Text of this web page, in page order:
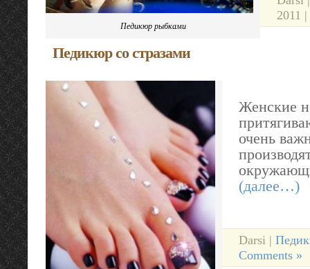
Педикюр рыбками
2011 |
Педикюр со стразами
Женские
очень
(далее…)
Darsi |
Comments »